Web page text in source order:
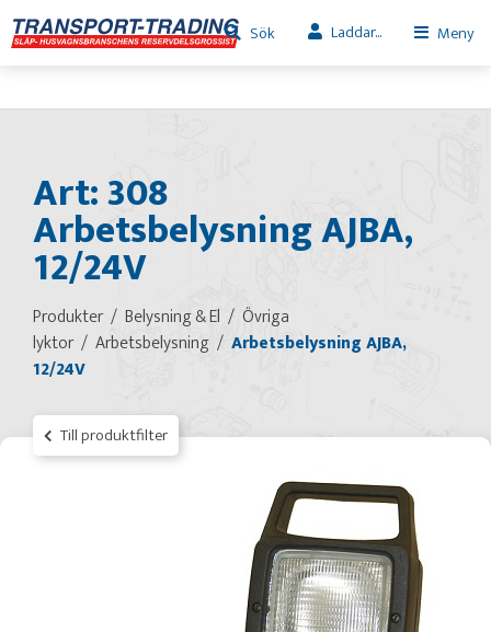
Sök Laddar... Meny
Art: 308
Arbetsbelysning AJBA,
12/24V
Produkter Belysning & El
Övriga
lyktor
Arbetsbelysning
Arbetsbelysning AJBA,
12/24V
Till produktfilter